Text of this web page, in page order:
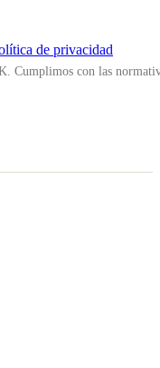
de privacidad
Cumplimos con las